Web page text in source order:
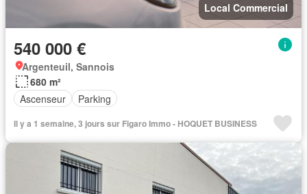
Local Commercial
540 000 €
Argenteuil, Sannois
680 m²
Ascenseur
Parking
Il y a 1 semaine, 3 jours sur Figaro Immo - HOQUET BUSINESS